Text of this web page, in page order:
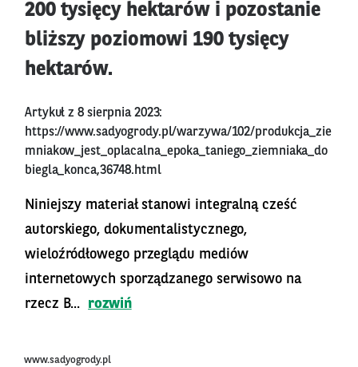
200 tysięcy hektarów i pozostanie
bliższy poziomowi 190 tysięcy
hektarów.
Artykuł z 8 sierpnia 2023:
https://www.sadyogrody.pl/warzywa/102/produkcja_zie
mniakow_jest_oplacalna_epoka_taniego_ziemniaka_do
biegla_konca,36748.html
Niniejszy materiał stanowi integralną cześć
autorskiego, dokumentalistycznego,
wieloźródłowego przeglądu mediów
internetowych sporządzanego serwisowo na
rzecz B...
rozwiń
www.sadyogrody.pl